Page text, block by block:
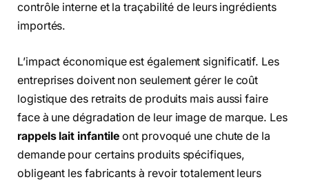
contrôle interne et la traçabilité de leurs ingrédients
importés.
L’impact économique est également significatif. Les
entreprises doivent non seulement gérer le coût
logistique des retraits de produits mais aussi faire
face à une dégradation de leur image de marque. Les
rappels lait infantile ont provoqué une chute de la
demande pour certains produits spécifiques,
obligeant les fabricants à revoir totalement leurs